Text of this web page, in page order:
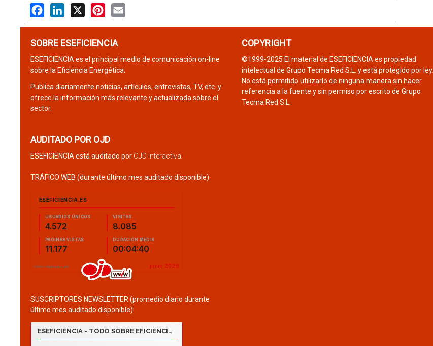
FacebookLinkedIn
X PinterestEmail
SOBRE ESEFICIENCIA
ESEFICIENCIA es el principal medio de comunicación on-line
sobre la Eficiencia Energética.
Publica diariamente noticias, artículos, entrevistas, TV, etc. y
ofrece la información más relevante y actualizada sobre el
sector.
AUDITADO POR OJD
ESEFICIENCIA está auditado por OJD Interactiva
TRÁFICO WEB (durante último mes auditado disponible):
SUSCRIPTORES NEWSLETTER (promedio diario durante
último mes auditado disponible):
COPYRIGHT
©1999-2025 El material de ESEFICIENCIA es propiedad
intelectual de Grupo Tecma Red S.L. y está protegido por ley.
No está permitido utilizarlo de ninguna manera sin hacer
referencia a la fuente y sin permiso por escrito de Grupo
Tecma Red S.L.